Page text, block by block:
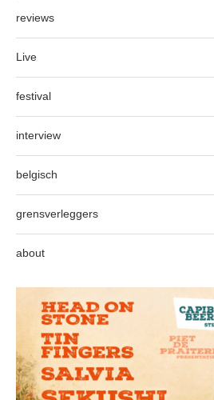
reviews
Live
festival
interview
belgisch
grensverleggers
about